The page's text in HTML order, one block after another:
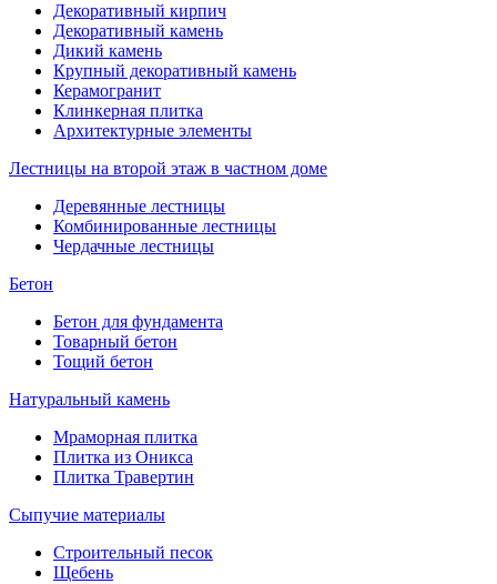
Декоративный кирпич
Декоративный камень
Дикий камень
Крупный декоративный камень
Керамогранит
Клинкерная плитка
Архитектурные элементы
Лестницы на второй этаж в частном доме
Деревянные лестницы
Комбинированные лестницы
Чердачные лестницы
Бетон
Бетон для фундамента
Товарный бетон
Тощий бетон
Натуральный камень
Мраморная плитка
Плитка из Оникса
Плитка Травертин
Сыпучие материалы
Строительный песок
Щебень